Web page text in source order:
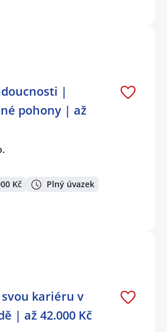
|
pohony | až
Kč Plný úvazek
kariéru v
| až 42.000 Kč